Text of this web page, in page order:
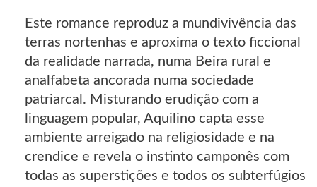
Este romance reproduz a mundivivência das
terras nortenhas e aproxima o texto ficcional
da realidade narrada, numa Beira rural e
analfabeta ancorada numa sociedade
patriarcal. Misturando erudição com a
linguagem popular, Aquilino capta esse
ambiente arreigado na religiosidade e na
crendice e revela o instinto camponês com
todas as superstições e todos os subterfúgios